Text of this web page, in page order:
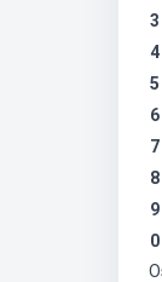
3
4
5
6
7
8
9
0